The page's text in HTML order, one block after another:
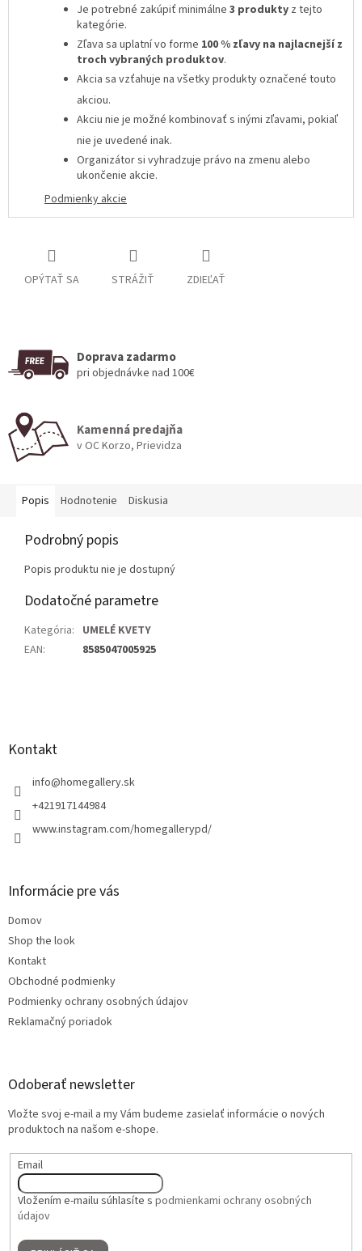
Je potrebné zakúpiť minimálne 3 produkty z tejto
kategórie.
Zľava sa uplatní vo forme 100 % zľavy na najlacnejší z
troch vybraných produktov.
Akcia sa vzťahuje na všetky produkty označené touto
akciou.
Akciu nie je možné kombinovať s inými zľavami, pokiaľ
nie je uvedené inak.
Organizátor si vyhradzuje právo na zmenu alebo
ukončenie akcie.
Podmienky akcie
OPÝTAŤ SA STRÁŽIŤ ZDIEĽAŤ
Doprava zadarmo
pri objednávke nad 100€
Kamenná predajňa
v OC Korzo, Prievidza
Popis Hodnotenie Diskusia
Podrobný popis
Popis produktu nie je dostupný
Dodatočné parametre
Kategória: UMELÉ KVETY
EAN: 8585047005925
Kontakt
info@homegallery.sk
+421917144984
www.instagram.com/homegallerypd/
Informácie pre vás
Domov
Shop the look
Kontakt
Obchodné podmienky
Podmienky ochrany osobných údajov
Reklamačný poriadok
Odoberať newsletter
Vložte svoj e-mail a my Vám budeme zasielať informácie o nových
produktoch na našom e-shope.
Email
Vložením e-mailu súhlasíte s podmienkami ochrany osobných
údajov